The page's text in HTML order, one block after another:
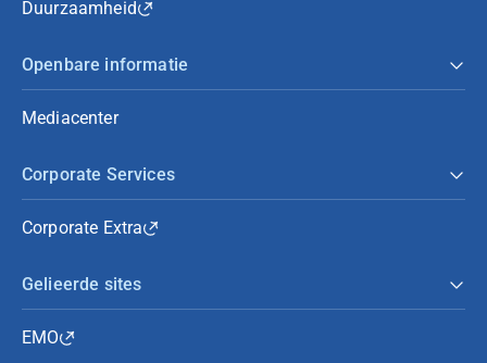
Duurzaamheid
Openbare informatie
Mediacenter
Corporate Services
Corporate Extra
Gelieerde sites
EMO